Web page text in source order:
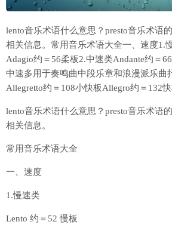
lento音乐术语什么意思？presto音乐术语
相关信息。常用音乐术语大全一、速度1.
Adagio约＝56柔板2.中速类Andante约＝
中速多用于奏鸣曲中段乐章和浪漫派乐曲
Allegretto约＝108小快板Allegro约＝132快
lento音乐术语什么意思？presto音乐术语
相关信息。
常用音乐术语大全
一、速度
1.慢速类
Lento 约＝52 慢板